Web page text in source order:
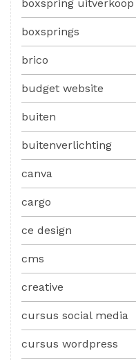
boxspring uitverkoop
boxsprings
brico
budget website
buiten
buitenverlichting
canva
cargo
ce design
cms
creative
cursus social media
cursus wordpress